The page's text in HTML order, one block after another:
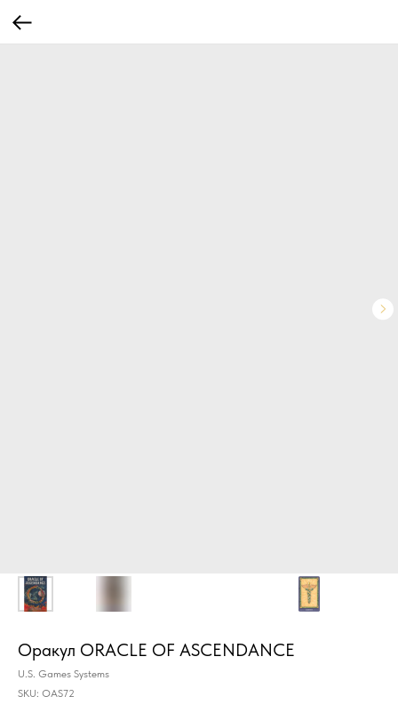
Оракул ORACLE OF ASCENDANCE
U.S. Games Systems
SKU: OAS72